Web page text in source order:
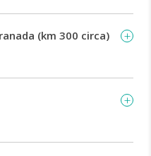
(km 300 circa)